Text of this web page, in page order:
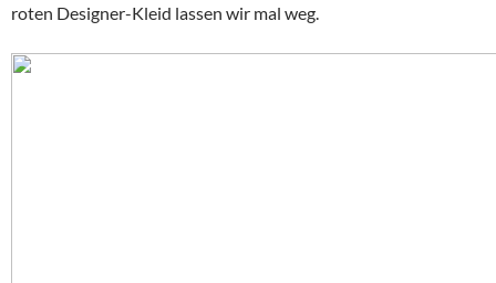
roten Designer-Kleid lassen wir mal weg.